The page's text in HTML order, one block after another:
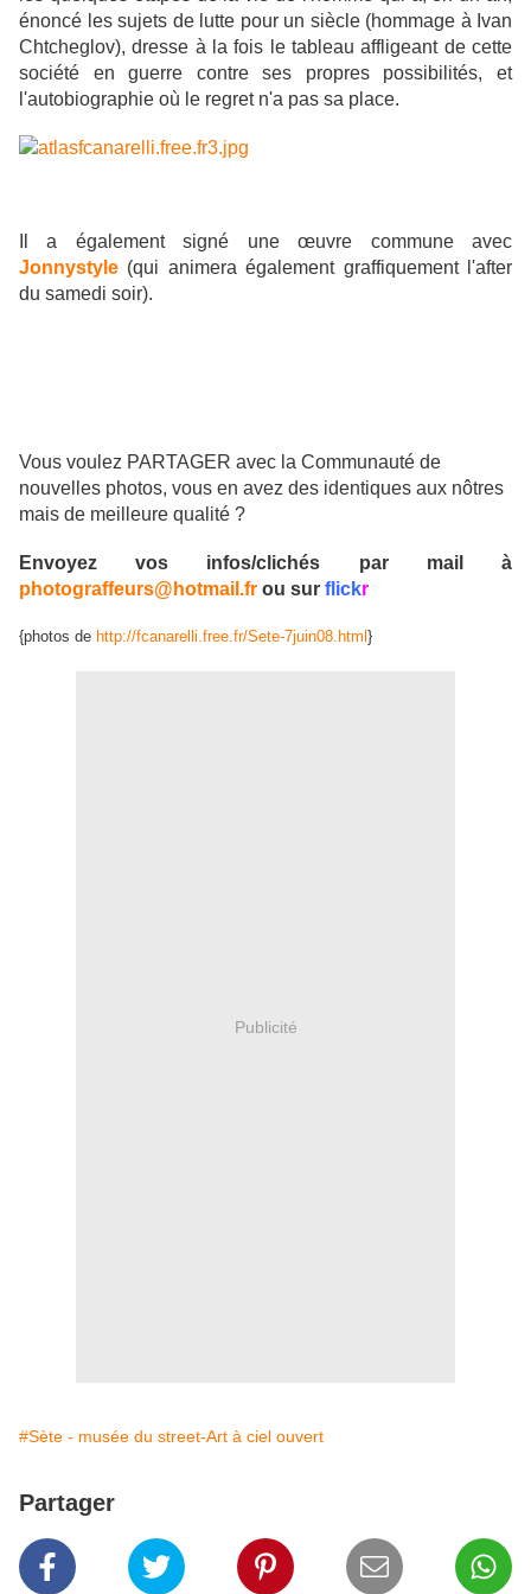
énoncé les sujets de lutte pour un siècle (hommage à Ivan
Chtcheglov), dresse à la fois le tableau affligeant de cette
société en guerre contre ses propres possibilités, et
l'autobiographie où le regret n'a pas sa place.
Il a également signé uneœuvre commune avec
Jonnystyle (qui animera également graffiquement l'after
du samedi soir).
Vous voulez PARTAGER avec la Communauté de
nouvelles photos, vous en avez des identiques aux nôtres
mais de meilleure qualité ?
Envoyez vos infos/clichés par mail à
photograffeurs@hotmail.fr ou sur flickr
{photos de http://fcanarelli.free.fr/Sete-7juin08.html }
Publicité
#Sète - musée du street-Art à ciel ouvert
Partager